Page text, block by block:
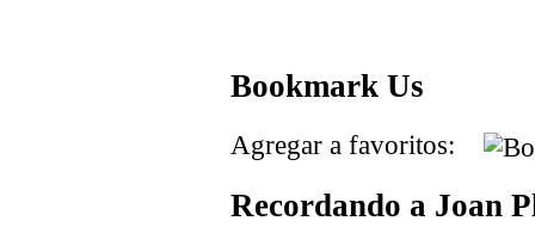
Bookmark Us
Agregar a favoritos:
Recordando a Joan